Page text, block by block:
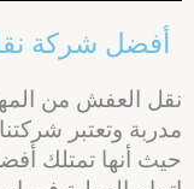
أفضل شركة
نقل العفش من
مدربة وتعتبر
حيث أنها تمتلك